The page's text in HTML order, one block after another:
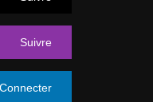
Suivre
Connecter